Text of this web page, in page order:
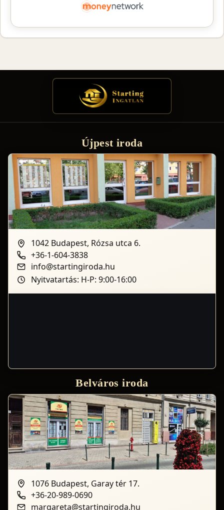
Újpest iroda
1042 Budapest, Rózsa utca 6.
+36-1-604-3838
info@startingiroda.hu
Nyitvatartás: H-P: 9:00-16:00
Belváros iroda
1076 Budapest, Garay tér 17.
+36-20-989-0690
margareta@startingiroda.hu